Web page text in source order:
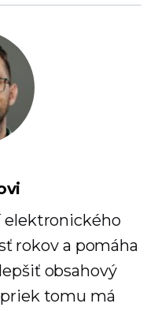
elektronického
rokov a pomáha
obsahový
tomu má